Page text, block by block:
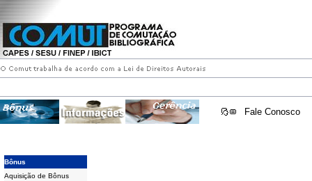
Fale Conosco
Bônus
Aquisição de Bônus